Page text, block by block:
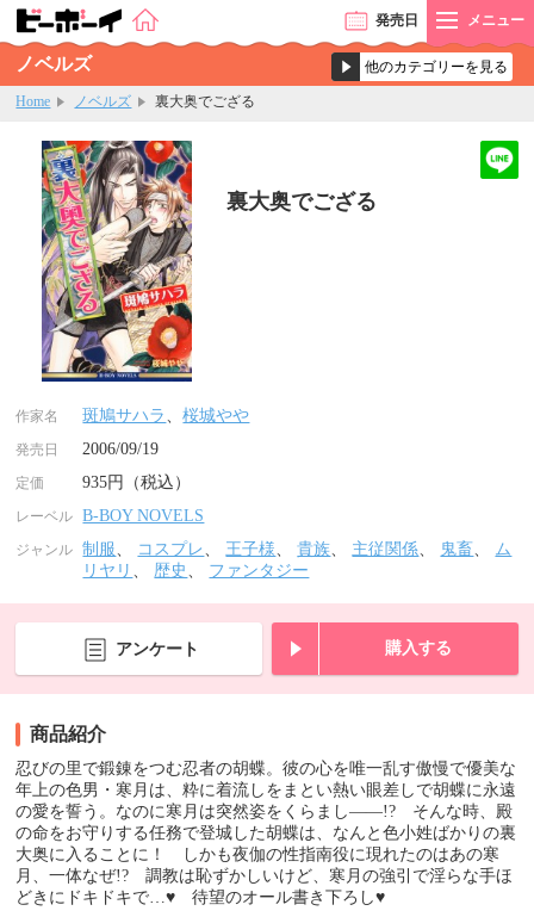
発売日 メニュー
ノベルズ
Home ノベルズ 裏大奥でござる
裏大奥でござる
作家名 斑鳩サハラ 、桜城やや
発売日 2006/09/19
定価 935円（税込）
レーベル B-BOY NOVELS
ジャンル 制服、 コスプレ 、 王子様、貴族、 主従関係、 鬼畜、 ム
リヤリ 、 歴史 、 ファンタジー
アンケート 購入する
商品紹介
忍びの里で鍛錬をつむ忍者の胡蝶。彼の心を唯一乱す傲慢で優美な
年上の色男・寒月は、粋に着流しをまとい熱い眼差しで胡蝶に永遠
の愛を誓う。なのに寒月は突然姿をくらまし――!? そんな時、殿
の命をお守りする任務で登城した胡蝶は、なんと色小姓ばかりの裏
大奥に入ることに！ しかも夜伽の性指南役に現れたのはあの寒
月、一体なぜ!? 調教は恥ずかしいけど、寒月の強引で淫らな手ほ
どきにドキドキで…♥ 待望のオール書き下ろし♥